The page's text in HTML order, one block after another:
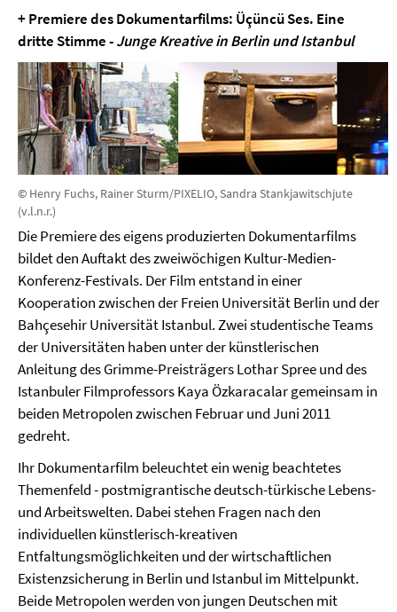
+ Premiere des Dokumentarfilms: Üçüncü Ses. Eine
dritte Stimme -Junge Kreative in Berlin und Istanbul
© Henry Fuchs, Rainer Sturm/PIXELIO, Sandra Stankjawitschjute
(v.l.n.r.)
Die Premiere des eigens produzierten Dokumentarfilms
bildet den Auftakt des zweiwöchigen Kultur-Medien-
Konferenz-Festivals. Der Film entstand in einer
Kooperation zwischen der Freien Universität Berlin und der
Bahçesehir Universität Istanbul. Zwei studentische Teams
der Universitäten haben unter der künstlerischen
Anleitung des Grimme-Preisträgers Lothar Spree und des
Istanbuler Filmprofessors Kaya Özkaracalar gemeinsam in
beiden Metropolen zwischen Februar und Juni 2011
gedreht.
Ihr Dokumentarfilm beleuchtet ein wenig beachtetes
Themenfeld - postmigrantische deutsch-türkische Lebens-
und Arbeitswelten. Dabei stehen Fragen nach den
individuellen künstlerisch-kreativen
Entfaltungsmöglichkeiten und der wirtschaftlichen
Existenzsicherung in Berlin und Istanbul im Mittelpunkt.
Beide Metropolen werden von jungen Deutschen mit